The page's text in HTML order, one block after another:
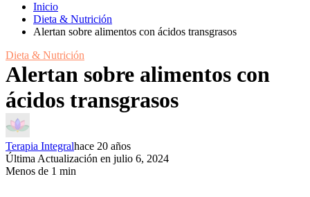
Inicio
Dieta & Nutrición
Alertan sobre alimentos con ácidos transgrasos
Dieta & Nutrición
Alertan sobre alimentos con
ácidos transgrasos
Terapia Integralhace 20 años
Última Actualización en julio 6, 2024
Menos de 1 min